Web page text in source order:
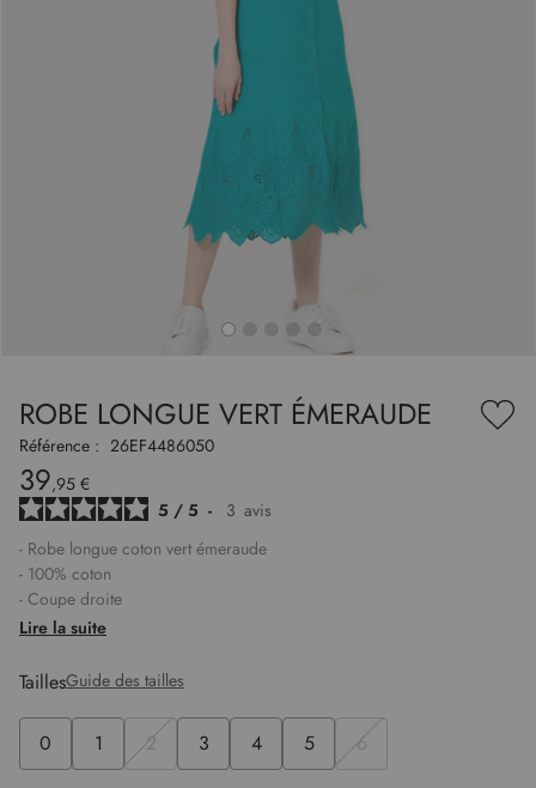
ROBE LONGUE VERT ÉMERAUDE
à
Référence : 26EF4486050
39,95 €
5 / 5 - 3 avis
- Robe longue coton vert émeraude
- 100% coton
- Coupe droite
- Col tunisien avec revers et rabat
- Fermeture par boutons sur l'avant
- Bas festonné et motifs ajourés
- Tissu doux et fluide
- Élise mesure 1,75m et porte une taille 1
Lire la suite
TaillesGuide des tailles
0 1 2 3 4 5 6